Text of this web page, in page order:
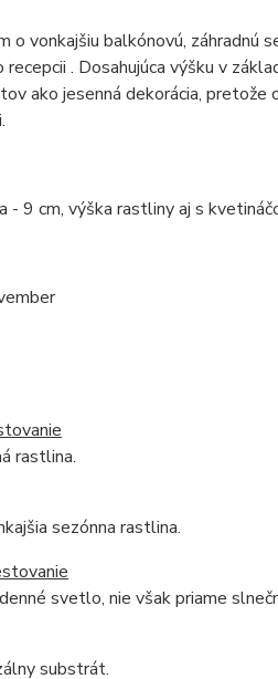
o vonkajšiu balkónovú, záhradnú
recepcii . Dosahujúca výšku v
ako jesenná dekorácia,
- 9 cm, výška rastliny aj s
rastlina.
sezónna rastlina.
svetlo, nie však priame
substrát.